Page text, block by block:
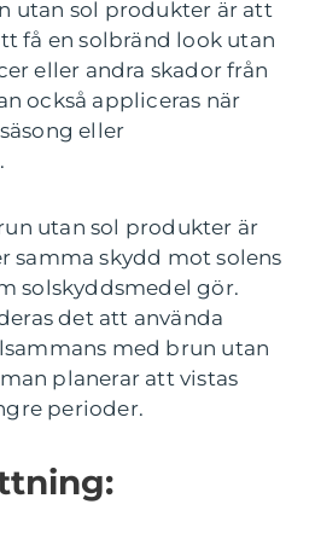
utan sol produkter är att
få en solbränd look utan
eller andra skador från
också appliceras när
eller
utan sol produkter är
samma skydd mot solens
solskyddsmedel gör.
det att använda
med brun utan
planerar att vistas
perioder.